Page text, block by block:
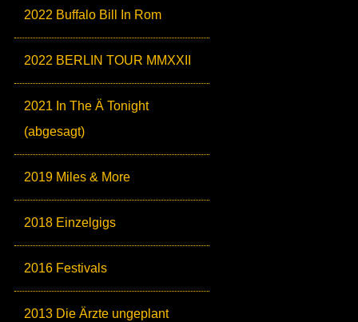
2022 Buffalo Bill In Rom
2022 BERLIN TOUR MMXXII
2021 In The Ä Tonight
(abgesagt)
2019 Miles & More
2018 Einzelgigs
2016 Festivals
2013 Die Ärzte ungeplant